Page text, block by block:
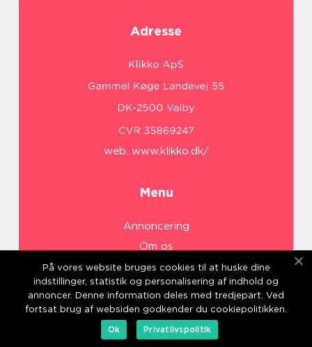
Adresse
web: www.klikko.dk/
Menu
Annoncering
Om os
Cookies
Kontakt os
Sitemap
På vores website bruges cookies til at huske dine
indstillinger, statistik og personalisering af indhold og
annoncer. Denne information deles med tredjepart. Ved
fortsat brug af websiden godkender du cookiepolitikken.
Ok
Privatlivspolitik